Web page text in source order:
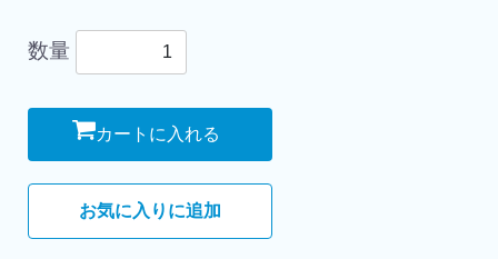
数量
カートに入れる
お気に入りに追加